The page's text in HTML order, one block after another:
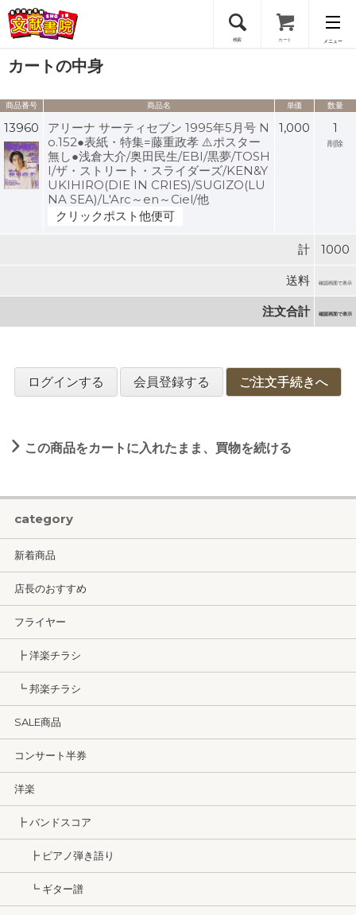
検索 カート メニュー
会員登録
ログイン
カートの中身
商品番号 商品名 単価 数量
13960
アリーナ サーティセブン 1995年5月号 N
o.152●表紙・特集=藤重政孝 ⚠️ポスター
無し●浅倉大介/奥田民生/EBI/黒夢/TOSH
I/ザ・ストリート・スライダーズ/KEN&Y
UKIHIRO(DIE IN CRIES)/SUGIZO(LU
NA SEA)/L'Arc～en～Ciel/他
クリックポスト他便可
1,000 1
削除
計 1000
送料 確認画面で表示
注文合計 確認画面で表示
ログインする 会員登録する ご注文手続きへ
この商品をカートに入れたまま、買物を続ける
category
新着商品
店長のおすすめ
フライヤー
┣ 洋楽チラシ
┗ 邦楽チラシ
SALE商品
コンサート半券
洋楽
┣ バンドスコア
┣ ピアノ弾き語り
┗ ギター譜